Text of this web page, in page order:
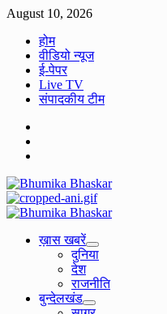
Skip
content
August 10, 2026
होम
वीडियो न्यूज
ई-पेपर
Live TV
संपादकीय टीम
Primary
ख़ास खबरें
दुनिया
देश
राजनीति
बुन्देलखंड